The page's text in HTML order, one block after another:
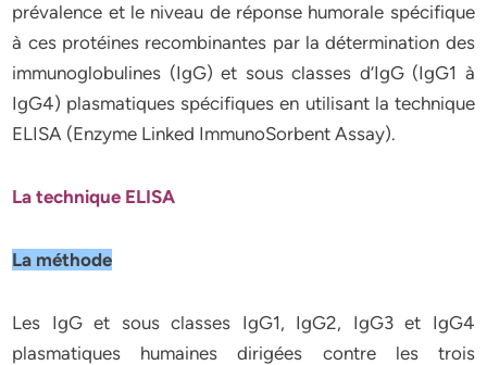
prévalence et le niveau de réponse humorale spécifique
à ces protéines recombinantes par la détermination des
immunoglobulines (IgG) et sous classes d’IgG (IgG1 à
IgG4) plasmatiques spécifiques en utilisant la technique
ELISA (Enzyme Linked ImmunoSorbent Assay).
La technique ELISA
La méthode
Les IgG et sous classes IgG1, IgG2, IgG3 et IgG4
plasmatiques humaines dirigées contre les trois